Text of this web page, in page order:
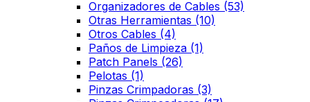
Organizadores de Cables (53)
Otras Herramientas (10)
Otros Cables (4)
Paños de Limpieza (1)
Patch Panels (26)
Pelotas (1)
Pinzas Crimpadoras (3)